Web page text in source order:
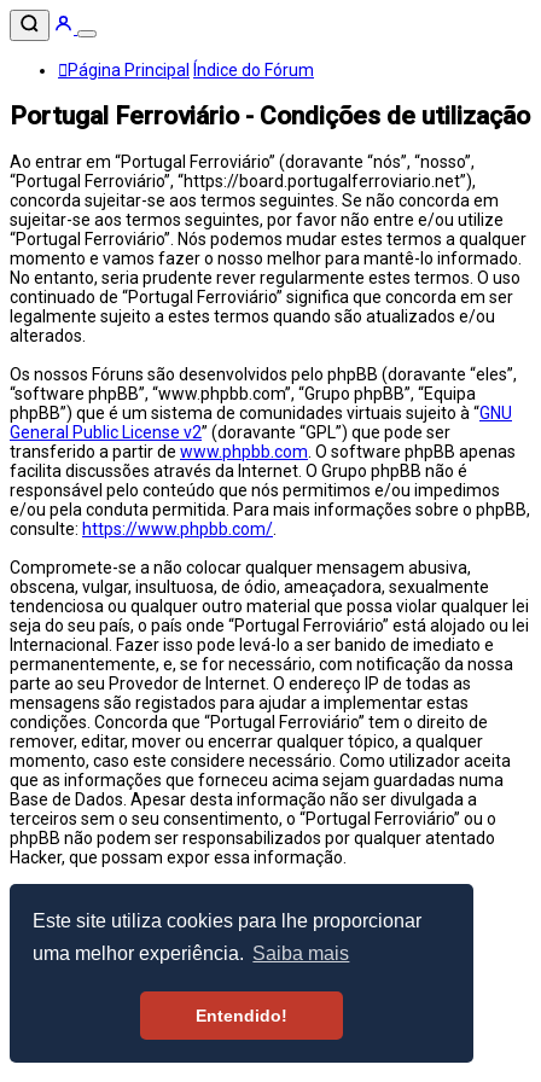
Este site utiliza cookies para lhe proporcionar
uma melhor experiência. Saiba mais
Entendido!
Página Principal Índice do Fórum
Portugal Ferroviário - Condições de utilização
Ao entrar em “Portugal Ferroviário” (doravante “nós”, “nosso”,
“Portugal Ferroviário”, “https://board.portugalferroviario.net”),
concorda sujeitar-se aos termos seguintes. Se não concorda em
sujeitar-se aos termos seguintes, por favor não entre e/ou utilize
“Portugal Ferroviário”. Nós podemos mudar estes termos a qualquer
momento e vamos fazer o nosso melhor para mantê-lo informado.
No entanto, seria prudente rever regularmente estes termos. O uso
continuado de “Portugal Ferroviário” significa que concorda em ser
legalmente sujeito a estes termos quando são atualizados e/ou
alterados.
Os nossos Fóruns são desenvolvidos pelo phpBB (doravante “eles”,
“software phpBB”, “www.phpbb.com”, “Grupo phpBB”, “Equipa
phpBB”) que é um sistema de comunidades virtuais sujeito à “GNU
General Public License v2” (doravante “GPL”) que pode ser
transferido a partir de www.phpbb.com . O software phpBB apenas
facilita discussões através da Internet. O Grupo phpBB não é
responsável pelo conteúdo que nós permitimos e/ou impedimos
e/ou pela conduta permitida. Para mais informações sobre o phpBB,
consulte: https://www.phpbb.com/
Compromete-se a não colocar qualquer mensagem abusiva,
obscena, vulgar, insultuosa, de ódio, ameaçadora, sexualmente
tendenciosa ou qualquer outro material que possa violar qualquer lei
seja do seu país, o país onde “Portugal Ferroviário” está alojado ou lei
Internacional. Fazer isso pode levá-lo a ser banido de imediato e
permanentemente, e, se for necessário, com notificação da nossa
parte ao seu Provedor de Internet. O endereço IP de todas as
mensagens são registados para ajudar a implementar estas
condições. Concorda que “Portugal Ferroviário” tem o direito de
remover, editar, mover ou encerrar qualquer tópico, a qualquer
momento, caso este considere necessário. Como utilizador aceita
que as informações que forneceu acima sejam guardadas numa
Base de Dados. Apesar desta informação não ser divulgada a
terceiros sem o seu consentimento, o “Portugal Ferroviário” ou o
phpBB não podem ser responsabilizados por qualquer atentado
Hacker, que possam expor essa informação.
© 2003–2026 Portugal Ferroviário